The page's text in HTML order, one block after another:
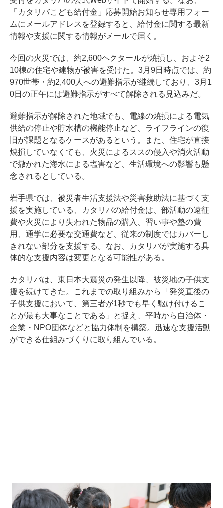
「カタリバこども給付金」応募開始お知らせ専用フォー
ムにメールアドレスを登録すると、給付金に関する最新
情報や支援に関する情報がメールで届く。
今回の火災では、約2,600ヘクタールが焼損し、およそ2
10棟の住宅や建物が被害を受けた。3月9日時点では、約
970世帯・約2,400人への避難指示が継続しており、3月1
0日の正午には避難指示がすべて解除される見込みだ。
避難指示が解除された地域でも、電線の焼損による電気
供給の停止や貯水槽の機能停止など、ライフラインの復
旧が課題となるケースがあるという。また、住宅が直接
焼損していなくても、火災によるススの侵入や消火活動
で撒かれた海水による塩害など、生活環境への影響も懸
念されるとしている。
岩手県では、被災者生活支援法や災害救助法に基づく支
援を実施している、カタリバの給付金は、部活動の遠征
費や火災により失われた物品の購入、習い事や塾の費
用、通学に必要な交通費など、従来の制度ではカバーし
きれない部分を支援する。なお、カタリバが実施する具
体的な支援内容は変更となる可能性がある。
カタリバは、東日本大震災の発生以降、被災地の子供支
援を続けてきた。これまでの取り組みから「発災直後の
子供支援において、第三者が1秒でも早く駆け付けるこ
とが最も大事なことである」と捉え、平時から自治体・
企業・NPO団体などと協力体制を構築。迅速な支援活動
ができる仕組みづくりに取り組んでいる。